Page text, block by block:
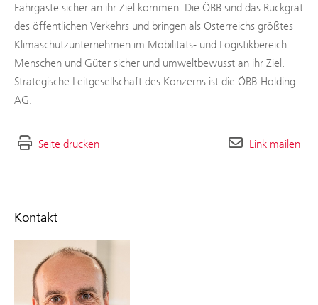
Kontakt
Fahrgäste sicher an ihr Ziel kommen. Die ÖBB sind das Rückgrat
des öffentlichen Verkehrs und bringen als Österreichs größtes
Klimaschutzunternehmen im Mobilitäts- und Logistikbereich
Menschen und Güter sicher und umweltbewusst an ihr Ziel.
Strategische Leitgesellschaft des Konzerns ist die ÖBB-Holding
AG.
Seite drucken Link mailen